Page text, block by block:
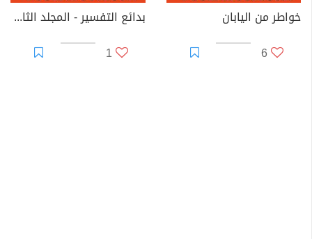
خواطر من اليابان
6
بدائع التفسير - المجلد الثاني
1